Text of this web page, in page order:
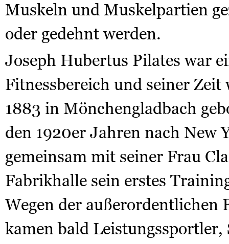
Muskeln und Muskelpartien
oder gedehnt werden.
Joseph Hubertus Pilates war
Fitnessbereich und seiner
1883 in Mönchengladbach
den 1920er Jahren nach New
gemeinsam mit seiner Frau
Fabrikhalle sein erstes
Wegen der außerordentlichen
kamen bald Leistungssportler,